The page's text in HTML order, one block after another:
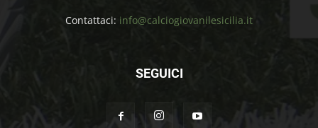
Contattaci: info@calciogiovanilesicilia.it
SEGUICI